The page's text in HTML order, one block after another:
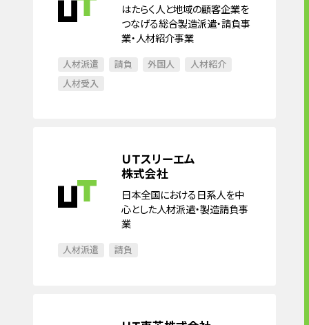
はたらく人と地域の顧客企業を
つなげる総合製造派遣・請負事
業・人材紹介事業
人材派遣 請負 外国人
人材紹介
人材受入
ＵＴスリーエム
株式会社
日本全国における日系人を中
心とした人材派遣・製造請負事
業
人材派遣 請負